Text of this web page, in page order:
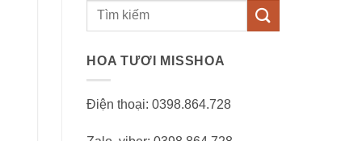
Tìm
HOA TƯƠI MISSHOA
Điện thoại: 0398.864.728